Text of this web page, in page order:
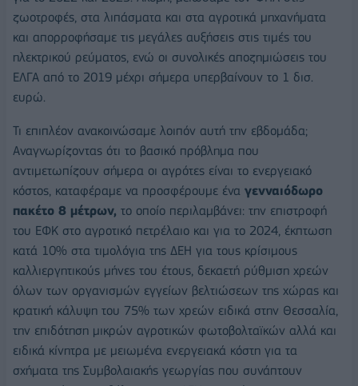
ζωοτροφές, στα λιπάσματα και στα αγροτικά μηχανήματα
και απορροφήσαμε τις μεγάλες αυξήσεις στις τιμές του
ηλεκτρικού ρεύματος, ενώ οι συνολικές αποζημιώσεις του
ΕΛΓΑ από το 2019 μέχρι σήμερα υπερβαίνουν το 1 δισ.
ευρώ.
Τι επιπλέον ανακοινώσαμε λοιπόν αυτή την εβδομάδα;
Αναγνωρίζοντας ότι το βασικό πρόβλημα που
αντιμετωπίζουν σήμερα οι αγρότες είναι το ενεργειακό
κόστος, καταφέραμε να προσφέρουμε ένα γενναιόδωρο
πακέτο 8 μέτρων, το οποίο περιλαμβάνει: την επιστροφή
του ΕΦΚ στο αγροτικό πετρέλαιο και για το 2024, έκπτωση
κατά 10% στα τιμολόγια της ΔΕΗ για τους κρίσιμους
καλλιεργητικούς μήνες του έτους, δεκαετή ρύθμιση χρεών
όλων των οργανισμών εγγείων βελτιώσεων της χώρας και
κρατική κάλυψη του 75% των χρεών ειδικά στην Θεσσαλία,
την επιδότηση μικρών αγροτικών φωτοβολταϊκών αλλά και
ειδικά κίνητρα με μειωμένα ενεργειακά κόστη για τα
σχήματα της Συμβολαιακής γεωργίας που συνάπτουν